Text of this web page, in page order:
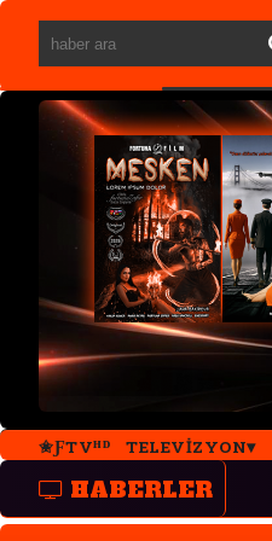
✬ƑTVᴴᴰ TELEVIZYON
HABERLER